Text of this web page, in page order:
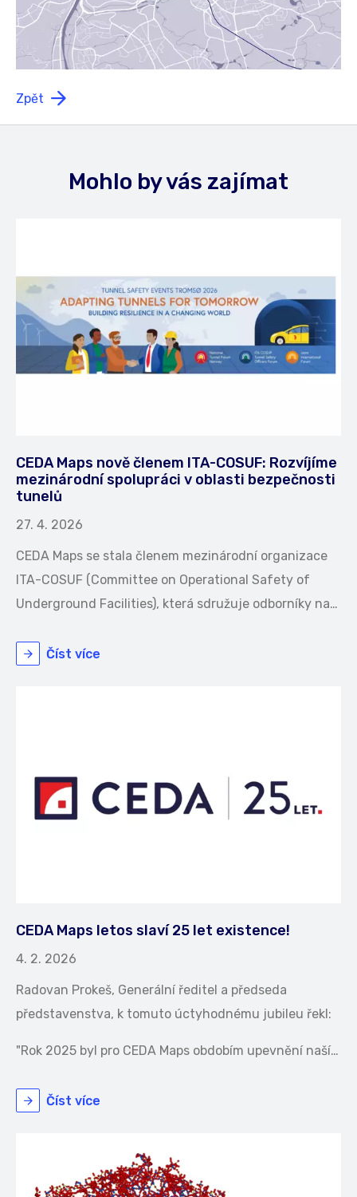
Zpět
Mohlo by vás zajímat
CEDA Maps nově členem ITA-COSUF: Rozvíjíme
mezinárodní spolupráci v oblasti bezpečnosti
tunelů
27. 4. 2026
CEDA Maps se stala členem mezinárodní organizace
ITA-COSUF (Committee on Operational Safety of
Underground Facilities), která sdružuje odborníky na…
Číst více
CEDA Maps letos slaví 25 let existence!
4. 2. 2026
Radovan Prokeš, Generální ředitel a předseda
představenstva, k tomuto úctyhodnému jubileu řekl:
"Rok 2025 byl pro CEDA Maps obdobím upevnění naší…
Číst více